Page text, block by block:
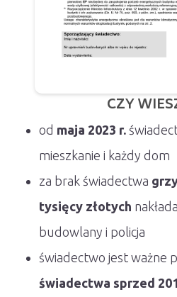
CZY
od maja 2023 r.
mieszkanie i każdy dom
za brak świadectwa
tysięcy złotych
budowlany i policja
świadectwo jest ważne
świadectwa sprzed